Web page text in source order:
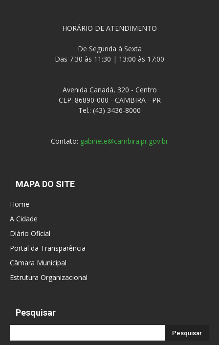
HORÁRIO DE ATENDIMENTO
De Segunda à Sexta
Das 7:30 às 11:30 | 13:00 às 17:00
Avenida Canadá, 320 - Centro
CEP: 86890-000 - CAMBIRA - PR
Tel.: (43) 3436-8000
Contato: gabinete@cambira.pr.gov.br
MAPA DO SITE
Home
A Cidade
Diário Oficial
Portal da Transparência
Câmara Municipal
Estrutura Organizacional
Pesquisar